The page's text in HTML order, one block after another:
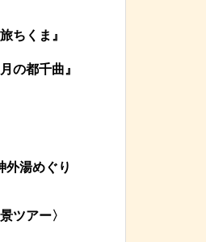
ちくま』
月の都千曲 』
外湯めぐり
ツアー〉